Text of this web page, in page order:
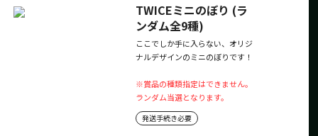
TWICEミニのぼり (ラ
ンダム全9種)
ここでしか手に入らない、オリジ
ナルデザインのミニのぼりです！
※賞品の種類指定はできません。
ランダム当選となります。
発送手続き必要